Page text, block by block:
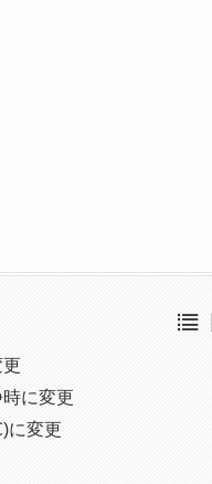
に変更
に変更